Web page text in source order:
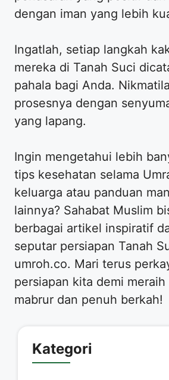
dengan iman yang lebih
​Ingatlah, setiap langkah
mereka di Tanah Suci
pahala bagi Anda.
prosesnya dengan
yang lapang.
​Ingin mengetahui lebih
tips kesehatan selama
keluarga atau panduan
lainnya? Sahabat Muslim
berbagai artikel inspiratif
seputar persiapan Tanah
umroh.co. Mari terus
persiapan kita demi meraih
mabrur dan penuh berkah!
Kategori